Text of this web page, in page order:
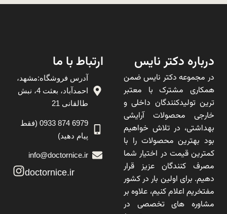
درباره دکتر نایس
در مجموعه دکتر نایس ضمن
همکاری مشترک با معتبر
ترین تولیدکنندگان داخلی و
خارجی محصولات آرایشی
بهداشتی، در تلاش خواهیم
بود بهترین محصولات را با
کمترین قیمت در اختیار شما
مصرف کنندگان عزیز قرار
دهیم. برای اولین بار در کشور
مفتخریم اعلام کنیم، علاوه بر
مشاوره های تخصصی در
ارتباط با ما
آدرس فروشگاه:مشهد،
احمدآباد، بعثت 4، نبش
طالقانی 21
6979 874 0933 (فقط
پیام دهید)
info@doctornice.ir
doctornice.ir